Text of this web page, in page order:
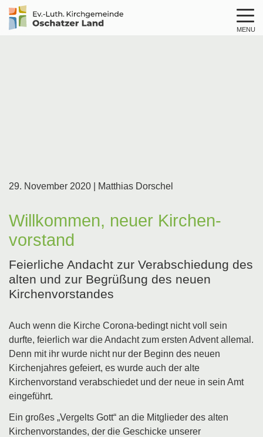
MENU
29. November 2020 | Matthias Dorschel
Willkommen, neuer Kirchen­
vorstand
Feierliche Andacht zur Verabschiedung des
alten und zur Begrüßung des neuen
Kirchenvorstandes
Auch wenn die Kirche Corona-bedingt nicht voll sein
durfte, feierlich war die Andacht zum ersten Advent allemal.
Denn mit ihr wurde nicht nur der Beginn des neuen
Kirchenjahres gefeiert, es wurde auch der alte
Kirchenvorstand verabschiedet und der neue in sein Amt
eingeführt.
Ein großes „Vergelts Gott“ an die Mitglieder des alten
Kirchenvorstandes, der die Geschicke unserer